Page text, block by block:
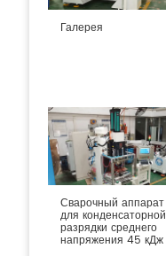
Галерея
Сварочный аппарат
для конденсаторной
разрядки среднего
напряжения 45 кДж